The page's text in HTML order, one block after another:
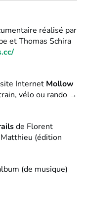
réalisé par
et Thomas Schira
Internet Mollow
vélo ou rando →
de Florent
(édition
(de musique)